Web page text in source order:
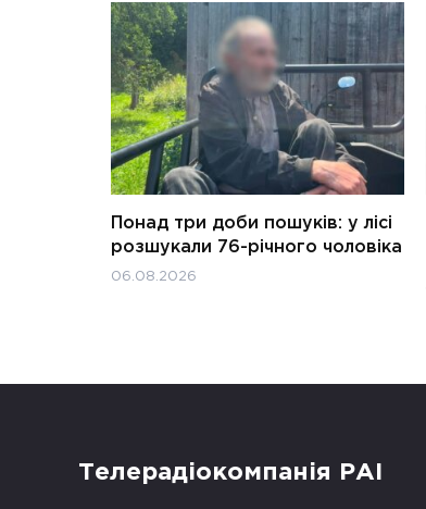
Понад три доби пошуків: у лісі
розшукали 76-річного чоловіка
06.08.2026
Телерадіокомпанія РАІ